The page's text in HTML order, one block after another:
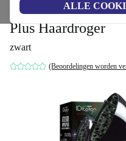
ALLE
Italian Design
Plus Haardroger
zwart
(Beoordelingen worden